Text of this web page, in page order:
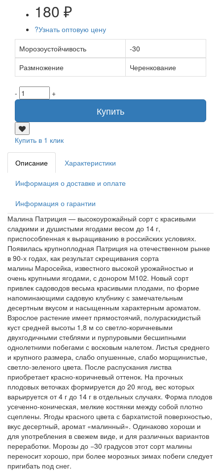
180 ₽
?Узнать оптовую цену
Морозоустойчивость
-30
Размножение
Черенкование
- +
Купить
Купить в 1 клик
Описание Характеристики
Информация о доставке и оплате
Информация о гарантии
Малина Патриция — высокоурожайный сорт с красивыми
сладкими и душистыми ягодами весом до 14 г,
приспособленная к выращиванию в российских условиях.
Появилась крупноплодная Патриция на отечественном рынке
в 90-х годах, как результат скрещивания сорта
малины Маросейка, известного высокой урожайностью и
очень крупными ягодами, с донором М102. Новый сорт
привлек садоводов весьма красивыми плодами, по форме
напоминающими садовую клубнику с замечательным
десертным вкусом и насыщенным характерным ароматом.
Взрослое растение имеет прямостоячий, полураскидистый
куст средней высоты 1,8 м со светло-коричневыми
двухгодичными стеблями и пурпуровыми бесшипными
однолетними побегами с восковым налетом. Листья среднего
и крупного размера, слабо опушенные, слабо морщинистые,
светло-зеленого цвета. После распускания листва
приобретает красно-коричневый оттенок. На прочных
плодовых веточках формируется до 20 ягод, вес которых
варьируется от 4 г до 14 г в отдельных случаях. Форма плодов
усеченно-коническая, мелкие костянки между собой плотно
сцеплены. Ягоды красного цвета с бархатистой поверхностью,
вкус десертный, аромат «малинный». Одинаково хороши и
для употребления в свежем виде, и для различных вариантов
переработки. Морозы до −30 градусов этот сорт малины
переносит хорошо, при более морозных зимах побеги следует
пригибать под снег.